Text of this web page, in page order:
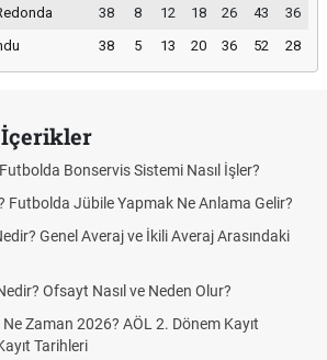
38 8 12 18 26 43
36
38 5 13 20 36 52 28
İçerikler
Bonservis Sistemi Nasıl İşler?
Futbolda Jübile Yapmak Ne Anlama Gelir?
Genel Averaj ve İkili Averaj Arasındaki
Ofsayt Nasıl ve Neden Olur?
Ne Zaman 2026? AÖL 2. Dönem Kayıt
Tarihleri